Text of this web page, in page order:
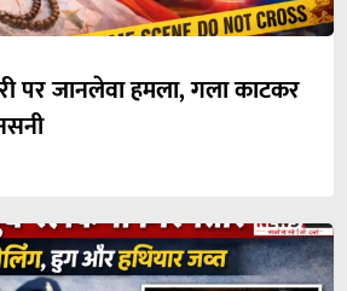
पर जानलेवा हमला, गला काटकर